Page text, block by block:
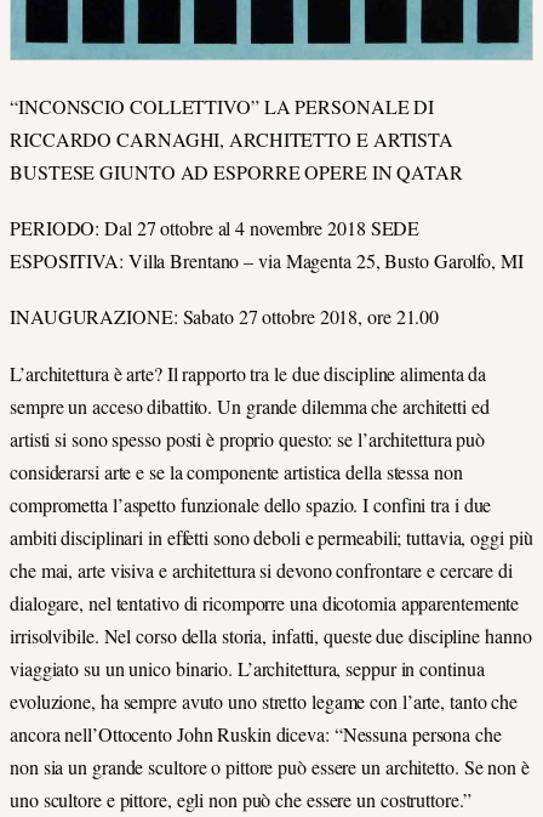
“INCONSCIO COLLETTIVO” LA PERSONALE DI
RICCARDO CARNAGHI, ARCHITETTO E ARTISTA
BUSTESE GIUNTO AD ESPORRE OPERE IN QATAR
PERIODO: Dal 27 ottobre al 4 novembre 2018 SEDE
ESPOSITIVA: Villa Brentano – via Magenta 25, Busto Garolfo, MI
INAUGURAZIONE: Sabato 27 ottobre 2018, ore 21.00
L’architettura è arte? Il rapporto tra le due discipline alimenta da
sempre un acceso dibattito. Un grande dilemma che architetti ed
artisti si sono spesso posti è proprio questo: se l’architettura può
considerarsi arte e se la componente artistica della stessa non
comprometta l’aspetto funzionale dello spazio. I confini tra i due
ambiti disciplinari in effetti sono deboli e permeabili; tuttavia, oggi più
che mai, arte visiva e architettura si devono confrontare e cercare di
dialogare, nel tentativo di ricomporre una dicotomia apparentemente
irrisolvibile. Nel corso della storia, infatti, queste due discipline hanno
viaggiato su un unico binario. L’architettura, seppur in continua
evoluzione, ha sempre avuto uno stretto legame con l’arte, tanto che
ancora nell’Ottocento John Ruskin diceva: “Nessuna persona che
non sia un grande scultore o pittore può essere un architetto. Se non è
uno scultore e pittore, egli non può che essere un costruttore.”